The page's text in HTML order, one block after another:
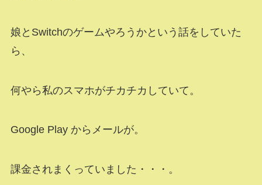
娘とSwitchのゲームやろうかという話をしていた
ら、
何やら私のスマホがチカチカしていて。
Google Play からメールが。
課金されまくっていました・・・。